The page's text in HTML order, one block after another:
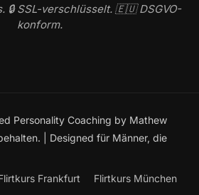
🔒 SSL-verschlüsselt. 🇪🇺 DSGVO-
konform.
Personality Coaching by Mathew
| Designed für Männer, die
Frankfurt
Flirtkurs München